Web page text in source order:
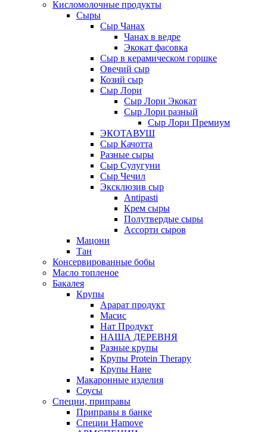
Кисломолочные продукты
Сыры
Сыр Чанах
Чанах в ведре
Экокат фасовка
Сыр в керамическом горшке
Овечий сыр
Козий сыр
Сыр Лори
Сыр Лори Экокат
Сыр Лори разный
Сыр Лори Премиум
ЭКОТАВУШ
Сыр Качотта
Разные сыры
Сыр Сулугуни
Сыр Чечил
Эксклюзив сыр
Antipasti
Крем сыры
Полутвердые сыры
Ассорти сыров
Мацони
Тан
Консервированные бобы
Масло топленое
Бакалея
Крупы
Арарат продукт
Масис
Нат Продукт
НАША ДЕРЕВНЯ
Разные крупы
Крупы Protein Therapy
Крупы Нане
Макаронные изделия
Соусы
Специи, приправы
Приправы в банке
Специи Hamove